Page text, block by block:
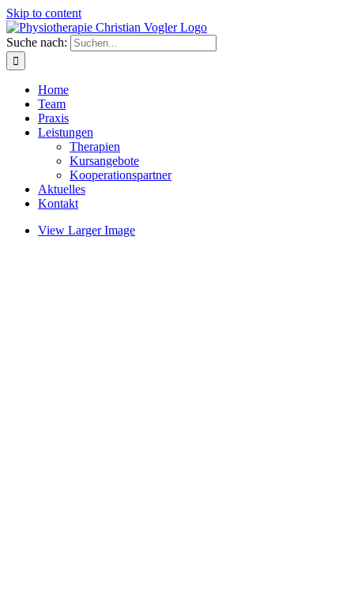
Skip to content
Suche nach:
Home
Team
Praxis
Leistungen
Therapien
Kursangebote
Kooperationspartner
Aktuelles
Kontakt
View Larger Image